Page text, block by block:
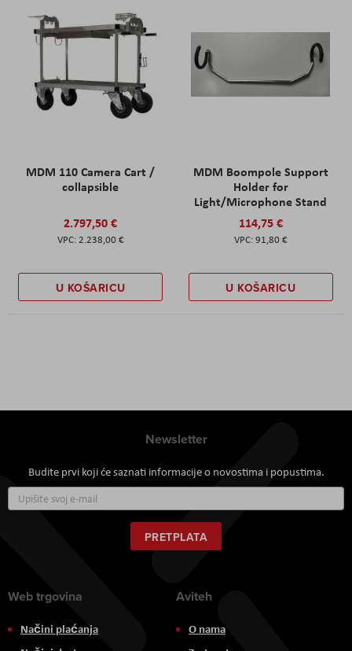
MDM 110 Camera Cart /
collapsible
2.797,50 €
2.238,00 €
U KOŠARICU
MDM Boompole Support
Holder for
Light/Microphone Stand
114,75 €
91,80 €
U KOŠARICU
Newsletter
Budite prvi koji će saznati informacije o novostima i popustima.
se
za
naš
newsletter:
PRETPLATA
Web trgovina
Načini plaćanja
Aviteh
O nama